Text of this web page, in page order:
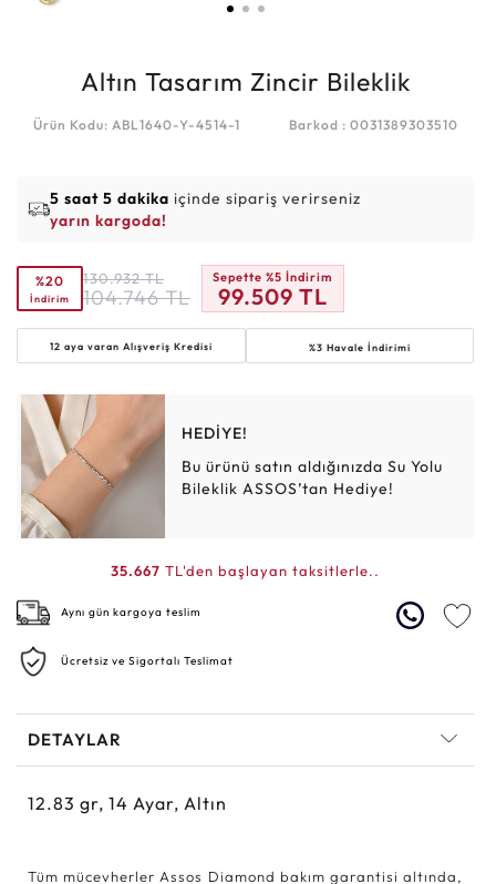
Altın Tasarım Zincir Bileklik
Ürün Kodu: ABL1640-Y-4514-1 Barkod : 0031389303510
5 saat 5 dakika içinde sipariş verirseniz
yarın kargoda!
%20
İndirim
130.932 TL
104.746 TL
Sepette %5 İndirim
99.509 TL
12 aya varan Alışveriş Kredisi %3 Havale İndirimi
HEDİYE!
Bu ürünü satın aldığınızda Su Yolu
Bileklik ASSOS’tan Hediye!
35.667 TL'den başlayan taksitlerle..
Aynı gün kargoya teslim
Ücretsiz ve Sigortalı Teslimat
DETAYLAR
12.83 gr, 14 Ayar, Altın
Tüm mücevherler Assos Diamond bakım garantisi altında,